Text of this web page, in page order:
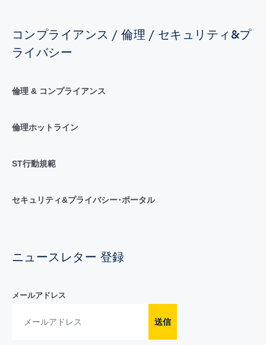
コンプライアンス / 倫理 / セキュリティ&プ
ライバシー
倫理 & コンプライアンス
倫理ホットライン
ST行動規範
セキュリティ&プライバシー･ポータル
ニュースレター 登録
メールアドレス
送信